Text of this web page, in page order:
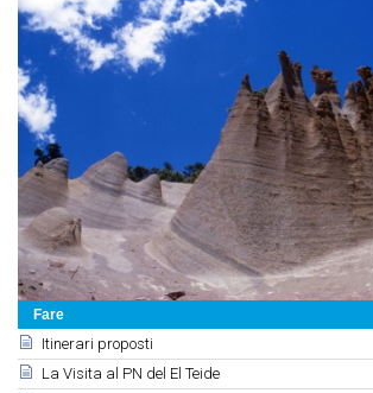
Fare
Itinerari proposti
La Visita al PN del El Teide